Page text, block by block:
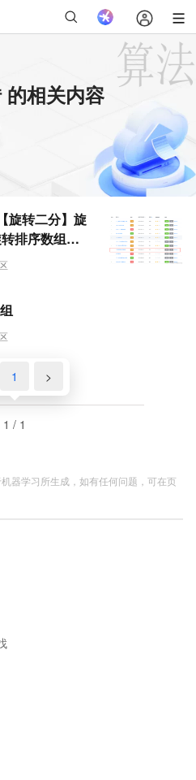
的相关内容
旋转二分】旋
排序数组的
1 >
1 / 1
器学习所生成，如有任何问题，可在页